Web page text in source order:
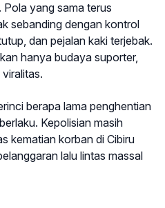
yang sama terus
sebanding dengan kontrol
dan pejalan kaki terjebak.
hanya budaya suporter,
berapa lama penghentian
Kepolisian masih
kematian korban di Cibiru
lalu lintas massal